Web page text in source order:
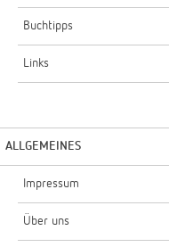
Buchtipps
Links
ALLGEMEINES
Impressum
Über uns